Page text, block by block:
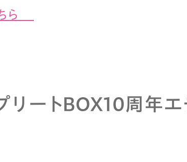
ら
リートBOX10周年エ